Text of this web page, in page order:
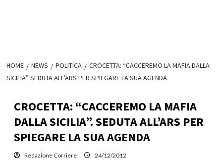
HOME NEWS POLITICA
CROCETTA: “CACCEREMO LA MAFIA DALLA
SICILIA”. SEDUTA ALL’ARS PER SPIEGARE LA SUA AGENDA
CROCETTA: “CACCEREMO LA MAFIA
DALLA SICILIA”. SEDUTA ALL’ARS PER
SPIEGARE LA SUA AGENDA
Redazione Corriere 24/12/2012